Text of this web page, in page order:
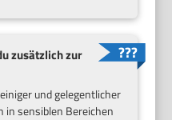
zusätzlich zur
und gelegentlicher
sensiblen Bereichen